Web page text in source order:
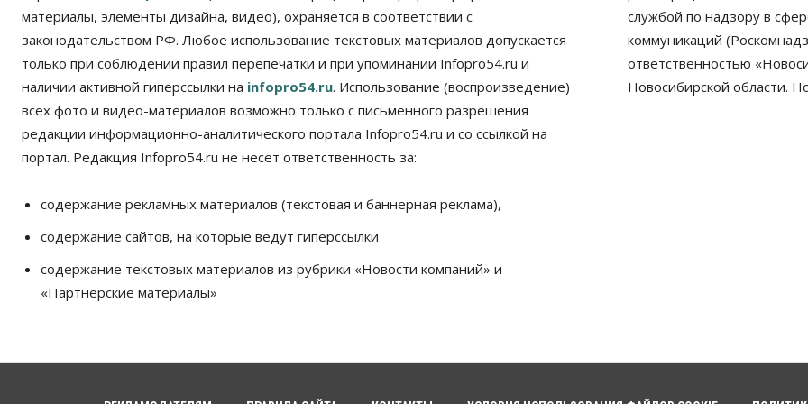
материалы, элементы дизайна, видео), охраняется в соответствии с
законодательством РФ. Любое использование текстовых материалов допускается
только при соблюдении правил перепечатки и при упоминании Infopro54.ru и
наличии активной гиперссылки на infopro54.ru. Использование (воспроизведение)
всех фото и видео-материалов возможно только с письменного разрешения
редакции информационно-аналитического портала Infopro54.ru и со ссылкой на
портал. Редакция Infopro54.ru не несет ответственность за:
содержание рекламных материалов (текстовая и баннерная реклама),
содержание сайтов, на которые ведут гиперссылки
содержание текстовых материалов из рубрики «Новости компаний» и
«Партнерские материалы»
службой по надзору в
коммуникаций
ответственностью
Новосибирской области.